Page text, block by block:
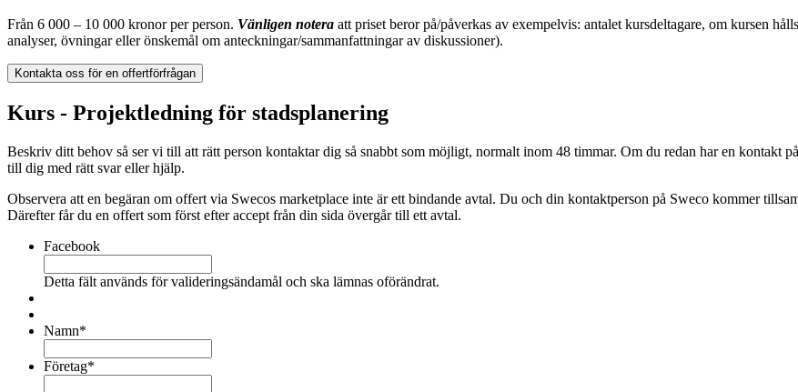
Från 6 000 – 10 000 kronor per person. Vänligen notera att priset beror på/påverkas av exempelvis: antalet kursdeltagare, om kursen
analyser, övningar eller önskemål om anteckningar/sammanfattningar av diskussioner).
Kontakta oss för en offertförfrågan
Kurs - Projektledning för stadsplanering
Beskriv ditt behov så ser vi till att rätt person kontaktar dig så snabbt som möjligt, normalt inom 48 timmar. Om du redan har en kontakt
till dig med rätt svar eller hjälp.
Observera att en begäran om offert via Swecos marketplace inte är ett bindande avtal. Du och din kontaktperson på Sweco kommer
Därefter får du en offert som först efter accept från din sida övergår till ett avtal.
Facebook
Detta fält används för valideringsändamål och ska lämnas oförändrat.
Namn*
Företag*